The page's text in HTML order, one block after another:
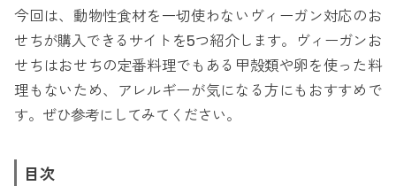
今回は、動物性食材を一切使わないヴィーガン対応のお
せちが購入できるサイトを5つ紹介します。ヴィーガンお
せちはおせちの定番料理でもある甲殻類や卵を使った料
理もないため、アレルギーが気になる方にもおすすめで
す。ぜひ参考にしてみてください。
目次